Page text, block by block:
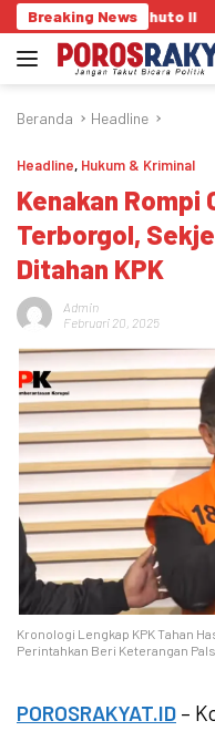
Langsung
ke
konten
Breaking News
Boliyohuto II
Beranda Headline
Headline, Hukum & Kriminal
Kenakan Rompi
Terborgol,
Ditahan KPK
Admin
Februari 20, 2025
Kronologi Lengkap KPK Tahan
Perintahkan Beri Keterangan
POROSRAKYAT.ID –